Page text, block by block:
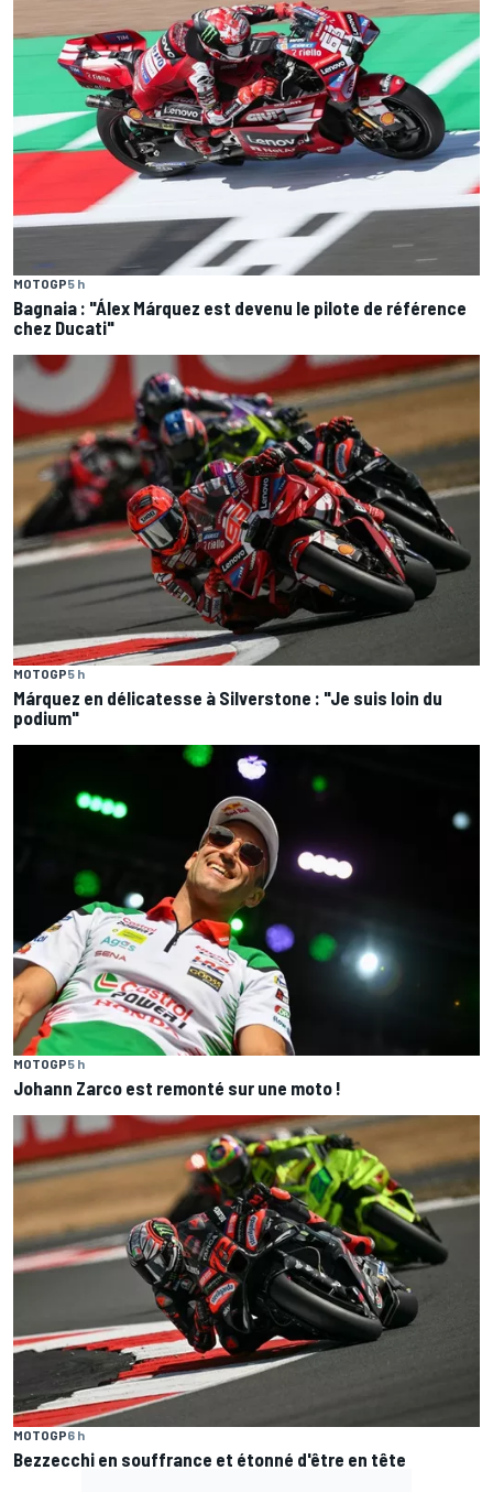
MOTOGP5 h
Bagnaia : "Álex Márquez est devenu le pilote de référence
chez Ducati"
MOTOGP5 h
Márquez en délicatesse à Silverstone : "Je suis loin du
podium"
MOTOGP5 h
Johann Zarco est remonté sur une moto !
MOTOGP6 h
Bezzecchi en souffrance et étonné d'être en tête